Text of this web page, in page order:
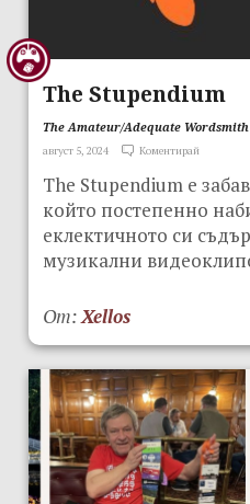
The Stupendium
The Amateur/Adequate Wordsmith
август 5, 2024 Коментирай
The Stupendium е
който постепенно
еклектичното си
музикални
От:Xellos